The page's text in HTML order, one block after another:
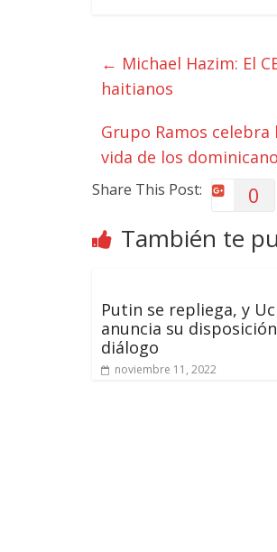
← Michael Hazim: El
haitianos
Grupo Ramos
vida de los
Share This Post: 0
También te
Putin se repliega, y
anuncia su
diálogo
noviembre 11, 2022